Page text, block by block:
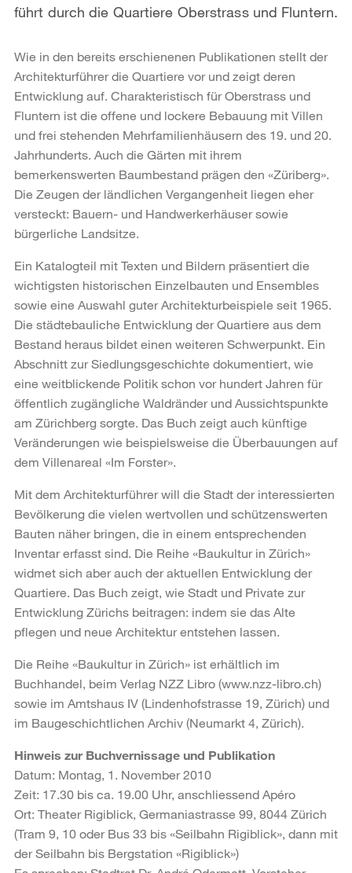
führt durch die Quartiere Oberstrass und Fluntern.
Wie in den bereits erschienenen Publikationen stellt der
Architekturführer die Quartiere vor und zeigt deren
Entwicklung auf. Charakteristisch für Oberstrass und
Fluntern ist die offene und lockere Bebauung mit Villen
und frei stehenden Mehrfamilienhäusern des 19. und 20.
Jahrhunderts. Auch die Gärten mit ihrem
bemerkenswerten Baumbestand prägen den «Züriberg».
Die Zeugen der ländlichen Vergangenheit liegen eher
versteckt: Bauern- und Handwerkerhäuser sowie
bürgerliche Landsitze.
Ein Katalogteil mit Texten und Bildern präsentiert die
wichtigsten historischen Einzelbauten und Ensembles
sowie eine Auswahl guter Architekturbeispiele seit 1965.
Die städtebauliche Entwicklung der Quartiere aus dem
Bestand heraus bildet einen weiteren Schwerpunkt. Ein
Abschnitt zur Siedlungsgeschichte dokumentiert, wie
eine weitblickende Politik schon vor hundert Jahren für
öffentlich zugängliche Waldränder und Aussichtspunkte
am Zürichberg sorgte. Das Buch zeigt auch künftige
Veränderungen wie beispielsweise die Überbauungen auf
dem Villenareal «Im Forster».
Mit dem Architekturführer will die Stadt der interessierten
Bevölkerung die vielen wertvollen und schützenswerten
Bauten näher bringen, die in einem entsprechenden
Inventar erfasst sind. Die Reihe «Baukultur in Zürich»
widmet sich aber auch der aktuellen Entwicklung der
Quartiere. Das Buch zeigt, wie Stadt und Private zur
Entwicklung Zürichs beitragen: indem sie das Alte
pflegen und neue Architektur entstehen lassen.
Die Reihe «Baukultur in Zürich» ist erhältlich im
Buchhandel, beim Verlag NZZ Libro (www.nzz-libro.ch)
sowie im Amtshaus IV (Lindenhofstrasse 19, Zürich) und
im Baugeschichtlichen Archiv (Neumarkt 4, Zürich).
Hinweis zur Buchvernissage und Publikation
Datum: Montag, 1. November 2010
Zeit: 17.30 bis ca. 19.00 Uhr, anschliessend Apéro
Ort: Theater Rigiblick, Germaniastrasse 99, 8044 Zürich
(Tram 9, 10 oder Bus 33 bis «Seilbahn Rigiblick», dann mit
der Seilbahn bis Bergstation «Rigiblick»)